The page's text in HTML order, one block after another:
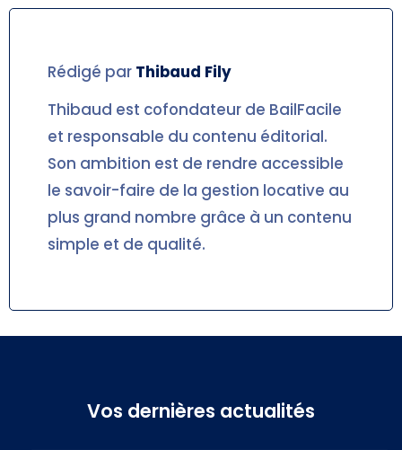
Rédigé par Thibaud Fily
Thibaud est cofondateur de BailFacile
et responsable du contenu éditorial.
Son ambition est de rendre accessible
le savoir-faire de la gestion locative au
plus grand nombre grâce à un contenu
simple et de qualité.
Vos dernières actualités